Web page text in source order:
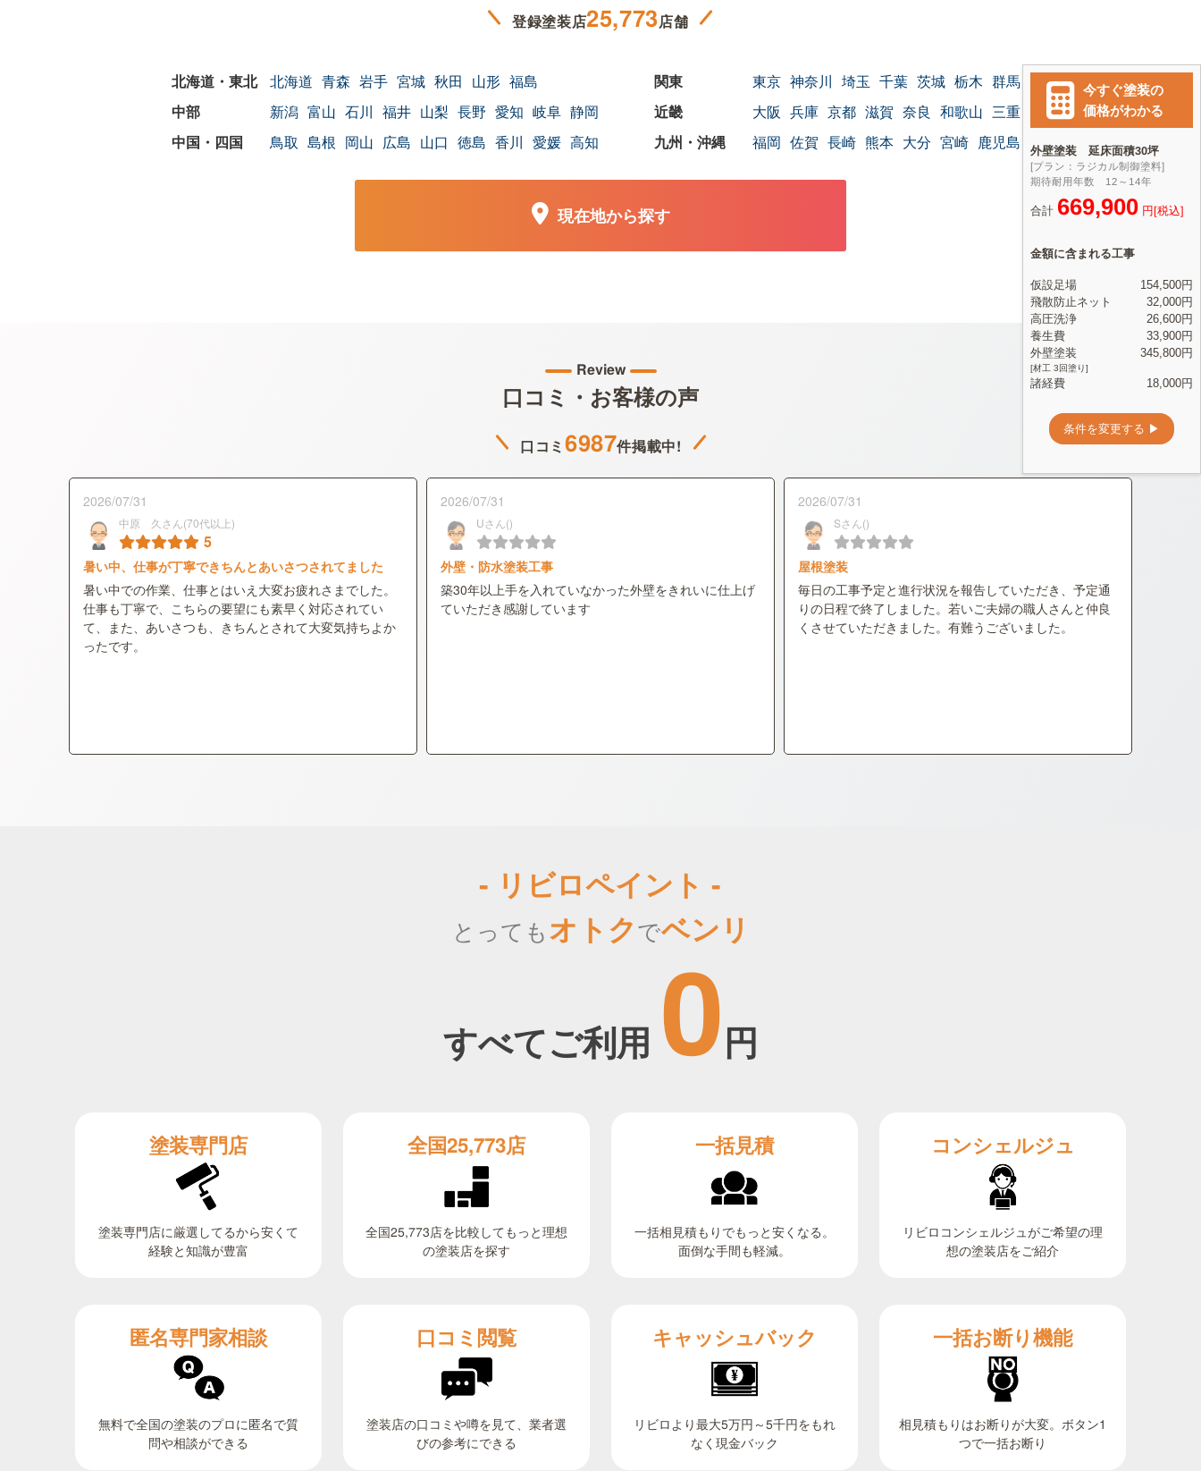
登録塗装店25,773店舗
北海道 青森 岩手 宮城 秋田 山形 福島 東京 神奈川 埼玉 千葉 茨城 栃木 群馬
新潟 富山 石川 福井 山梨 長野 愛知 岐阜 静岡 大阪 兵庫 京都 滋賀 奈良 和歌山 三重
鳥取 島根 岡山 広島 山口 徳島 香川 愛媛 高知 福岡 佐賀 長崎 熊本 大分 宮崎 鹿児島 沖縄
現在地から探す
Review
口コミ・お客様の声
口コミ 6987件掲載中!
2026/07/31
中原 久さん(70代以上)
5
暑い中、仕事が丁寧できちんとあいさつされてました
暑い中での作業、仕事とはいえ大変お疲れさまでした。
仕事も丁寧で、こちらの要望にも素早く対応されてい
て、また、あいさつも、きちんとされて大変気持ちよか
ったです。
2026/07/31
Uさん()
外壁・防水塗装工事
築30年以上手を入れていなかった外壁をきれいに仕上げ
ていただき感謝しています
2026/07/31
Sさん()
屋根塗装
毎日の工事予定と進行状況を報告していただき、予定通
りの日程で終了しました。若いご夫婦の職人さんと仲良
くさせていただきました。有難うございました。
- リビロペイント -
とってもオトクでベンリ
すべてご利用 0円
塗装専門店
塗装専門店に厳選してるから安くて
経験と知識が豊富
全国25,773店
全国25,773店を比較してもっと理想
の塗装店を探す
一括見積
一括相見積もりでもっと安くなる。
面倒な手間も軽減。
コンシェルジュ
リビロコンシェルジュがご希望の理
想の塗装店をご紹介
匿名専門家相談
無料で全国の塗装のプロに匿名で質
問や相談ができる
口コミ閲覧
塗装店の口コミや噂を見て、業者選
びの参考にできる
キャッシュバック
リビロより最大5万円～5千円をもれ
なく現金バック
一括お断り機能
相見積もりはお断りが大変。ボタン1
つで一括お断り